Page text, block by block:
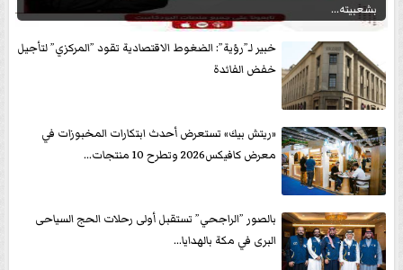
بشعبيته...
خبير لـ”رؤية”: الضغوط الاقتصادية تقود ”المركزي” لتأجيل
خفض الفائدة
«ريتش بيك» تستعرض أحدث ابتكارات المخبوزات في
معرض كافيكس2026 وتطرح 10 منتجات...
بالصور ”الراجحي” تستقبل أولى رحلات الحج السياحى
البرى في مكة بالهدايا...